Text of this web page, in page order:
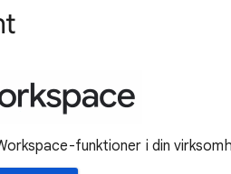
funktioner i din